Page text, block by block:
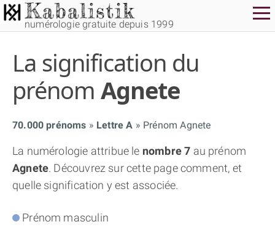
numérologie gratuite depuis 1999
La signification du
prénom Agnete
70.000 prénoms Lettre A Prénom Agnete
La numérologie attribue le nombre 7 au prénom
Agnete. Découvrez sur cette page comment, et
quelle signification y est associée.
Prénom masculin
THÈME GRATUIT
THÈME NUMÉROLOGIQUE APPROFONDI
THÈME TEMPOREL